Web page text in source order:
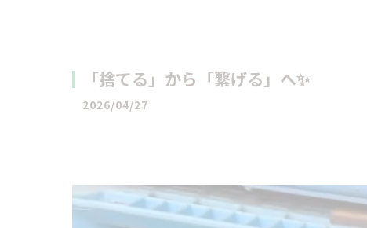
「捨てる」から「繋げる」へ✨
2026/04/27